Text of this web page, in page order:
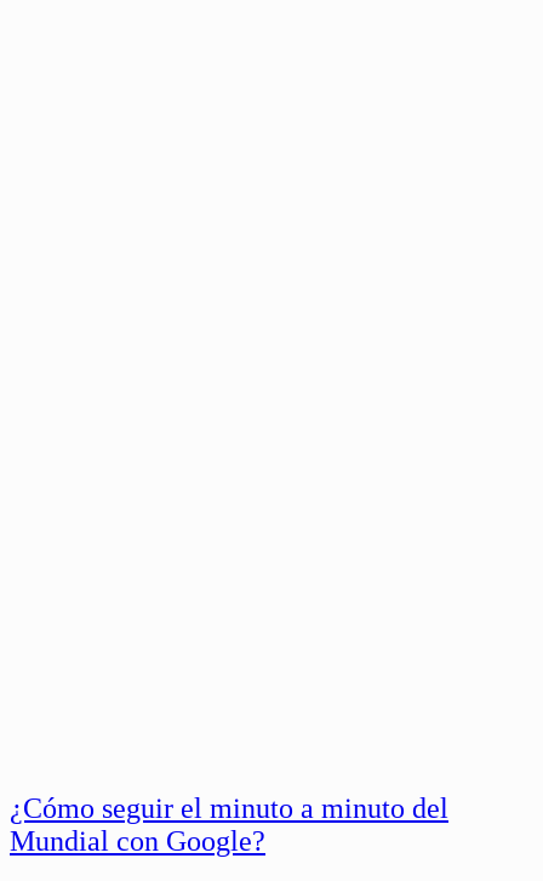
¿Cómo seguir el minuto a minuto del
Mundial con Google?